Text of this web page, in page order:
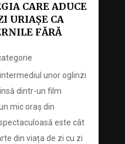
CARE ADUCE
URIAȘE CA
FĂRĂ
unor oglinzi
dintr-un film
mic oraș din
este cât
din viața de zi cu zi